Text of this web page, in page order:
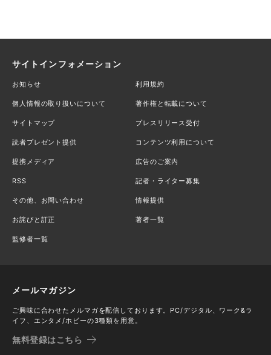
サイトインフォメーション
お知らせ 利用規約
個人情報の取り扱いについて 著作権と転載について
サイトマップ プレスリリース受付
読者プレゼント提供 コンテンツ利用について
提携メディア 広告のご案内
RSS 記者・ライター募集
その他、お問い合わせ 情報提供
お詫びと訂正 著者一覧
監修者一覧
メールマガジン
ご興味に合わせたメルマガを配信しております。PC/デジタル、ワーク&ラ
イフ、エンタメ/ホビーの3種類を用意。
無料登録はこちら